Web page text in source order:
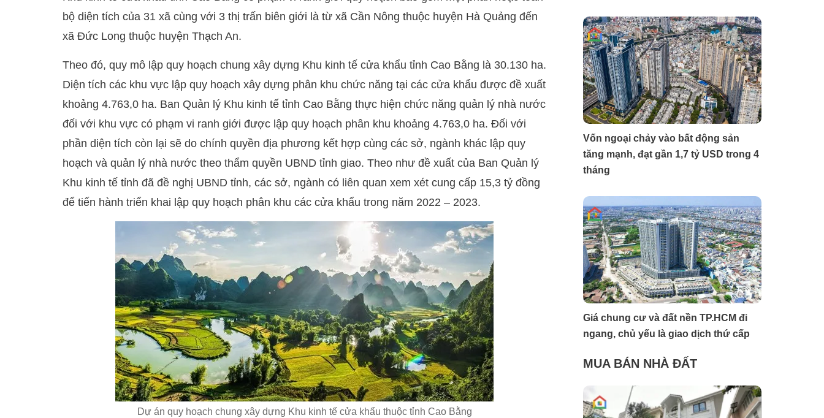
bộ diện tích của 31 xã cùng với 3 thị trấn biên giới là từ xã Cần Nông thuộc huyện Hà Quảng đến
xã Đức Long thuộc huyện Thạch An.
Theo đó, quy mô lập quy hoạch chung xây dựng Khu kinh tế cửa khẩu tỉnh Cao Bằng là 30.130 ha.
Diện tích các khu vực lập quy hoạch xây dựng phân khu chức năng tại các cửa khẩu được đề xuất
khoảng 4.763,0 ha. Ban Quản lý Khu kinh tế tỉnh Cao Bằng thực hiện chức năng quản lý nhà nước
đối với khu vực có phạm vi ranh giới được lập quy hoạch phân khu khoảng 4.763,0 ha. Đối với
phần diện tích còn lại sẽ do chính quyền địa phương kết hợp cùng các sở, ngành khác lập quy
hoạch và quản lý nhà nước theo thẩm quyền UBND tỉnh giao. Theo như đề xuất của Ban Quản lý
Khu kinh tế tỉnh đã đề nghị UBND tỉnh, các sở, ngành có liên quan xem xét cung cấp 15,3 tỷ đồng
để tiến hành triển khai lập quy hoạch phân khu các cửa khẩu trong năm 2022 – 2023.
Dự án quy hoạch chung xây dựng Khu kinh tế cửa khẩu thuộc tỉnh Cao Bằng
Vốn ngoại chảy vào bất động sản
tăng mạnh, đạt gần 1,7 tỷ USD trong 4
tháng
Giá chung cư và đất nền TP.HCM đi
ngang, chủ yếu là giao dịch thứ cấp
MUA BÁN NHÀ ĐẤT